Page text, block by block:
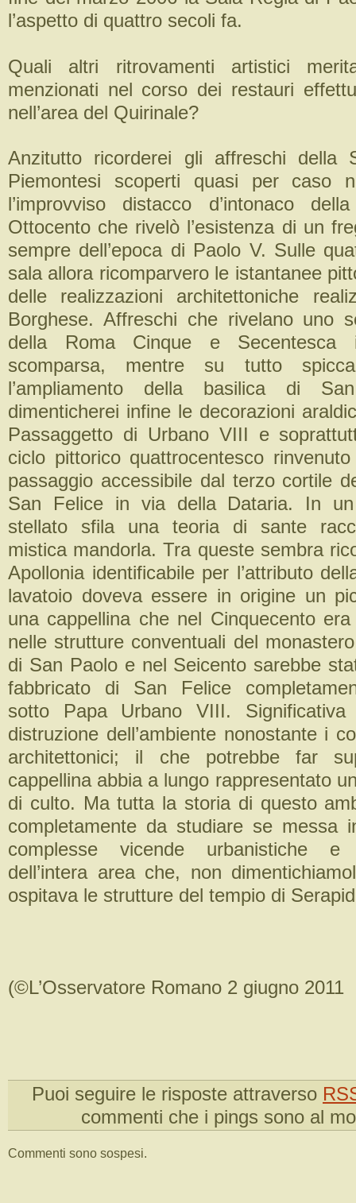
l’aspetto di quattro secoli fa.
Quali altri ritrovamenti artistici
menzionati nel corso dei restauri
nell’area del Quirinale?
Anzitutto ricorderei gli affreschi della
Piemontesi scoperti quasi per caso
l’improvviso distacco d’intonaco
Ottocento che rivelò l’esistenza di un
sempre dell’epoca di Paolo V. Sulle
sala allora ricomparvero le istantanee
delle realizzazioni architettoniche
Borghese. Affreschi che rivelano uno
della Roma Cinque e
scomparsa, mentre su tutto spicca
l’ampliamento della basilica di
dimenticherei infine le decorazioni
Passaggetto di Urbano VIII e
ciclo pittorico quattrocentesco
passaggio accessibile dal terzo cortile
San Felice in via della Dataria. In
stellato sfila una teoria di sante
mistica mandorla. Tra queste sembra
Apollonia identificabile per l’attributo
lavatoio doveva essere in origine un
una cappellina che nel Cinquecento
nelle strutture conventuali del
di San Paolo e nel Seicento sarebbe
fabbricato di San Felice
sotto Papa Urbano VIII.
distruzione dell’ambiente nonostante i
architettonici; il che potrebbe far
cappellina abbia a lungo rappresentato
di culto. Ma tutta la storia di questo
completamente da studiare se messa
complesse vicende urbanistiche e
dell’intera area che, non
ospitava le strutture del tempio di
(©L’Osservatore Romano 2 giugno 2011
Puoi seguire le risposte attraverso
commenti che i pings sono al
Commenti sono sospesi.